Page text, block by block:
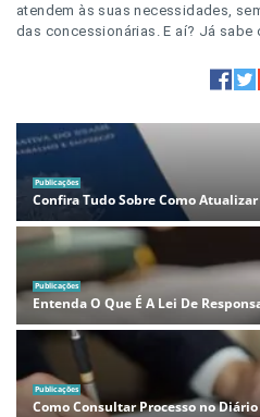
atendem às suas necessidades,
das concessionárias. E aí? Já sabe
Publicações
Confira Tudo Sobre Como
Publicações
Entenda O Que É A Lei De
Publicações
Como Consultar Processo no